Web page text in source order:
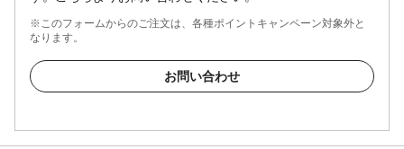
※このフォームからのご注文は、各種ポイントキャンペーン対象外と
なります。
お問い合わせ